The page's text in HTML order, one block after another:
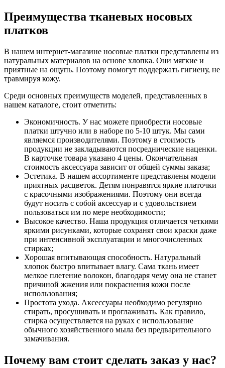
Преимущества тканевых носовых
платков
В нашем интернет-магазине носовые платки представлены из
натуральных материалов на основе хлопка. Они мягкие и
приятные на ощупь. Поэтому помогут поддержать гигиену, не
травмируя кожу.
Среди основных преимуществ моделей, представленных в
нашем каталоге, стоит отметить:
Экономичность. У нас можете приобрести носовые
платки штучно или в наборе по 5-10 штук. Мы сами
являемся производителями. Поэтому в стоимость
продукции не закладываются посреднические наценки.
В карточке товара указано 4 цены. Окончательная
стоимость аксессуара зависит от общей суммы заказа;
Эстетика. В нашем ассортименте представлены модели
приятных расцветок. Детям понравятся яркие платочки
с красочными изображениями. Поэтому они всегда
будут носить с собой аксессуар и с удовольствием
пользоваться им по мере необходимости;
Высокое качество. Наша продукция отличается четкими
яркими рисунками, которые сохранят свои краски даже
при интенсивной эксплуатации и многочисленных
стирках;
Хорошая впитывающая способность. Натуральный
хлопок быстро впитывает влагу. Сама ткань имеет
мелкое плетение волокон, благодаря чему она не станет
причиной жжения или покраснения кожи после
использования;
Простота ухода. Аксессуары необходимо регулярно
стирать, просушивать и проглаживать. Как правило,
стирка осуществляется на руках с использование
обычного хозяйственного мыла без предварительного
замачивания.
Почему вам стоит сделать заказ у нас?